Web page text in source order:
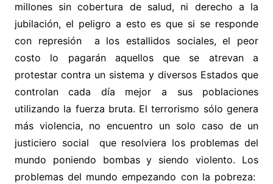
millones sin cobertura de salud, ni derecho a la
jubilación, el peligro a esto es que si se responde
con represión a los estallidos sociales, el peor
costo lo pagarán aquellos que se atrevan a
protestar contra un sistema y diversos Estados que
controlan cada día mejor a sus poblaciones
utilizando la fuerza bruta. El terrorismo sólo genera
más violencia, no encuentro un solo caso de un
justiciero social que resolviera los problemas del
mundo poniendo bombas y siendo violento. Los
problemas del mundo empezando con la pobreza: